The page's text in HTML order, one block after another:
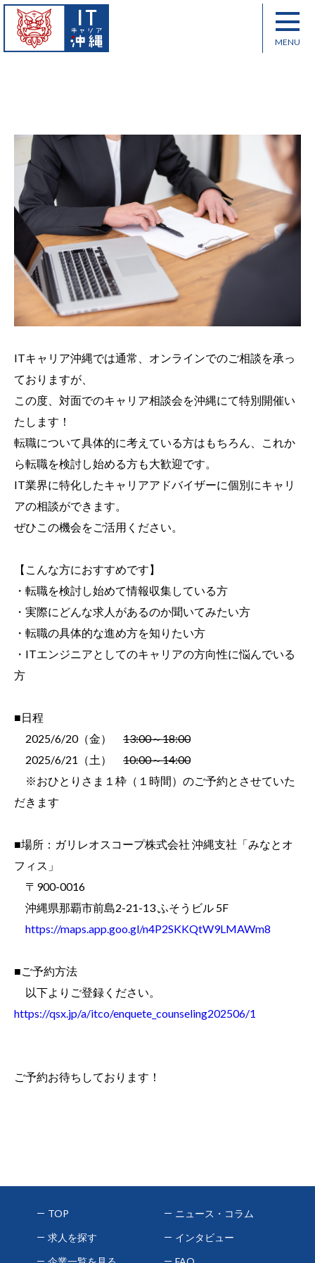
ITキャリア沖縄では通常、オンラインでのご相談を承っ
ておりますが、
この度、対面でのキャリア相談会を沖縄にて特別開催い
たします！
転職について具体的に考えている方はもちろん、これか
ら転職を検討し始める方も大歓迎です。
IT業界に特化したキャリアアドバイザーに個別にキャリ
アの相談ができます。
ぜひこの機会をご活用ください。
【こんな方におすすめです】
・転職を検討し始めて情報収集している方
・実際にどんな求人があるのか聞いてみたい方
・転職の具体的な進め方を知りたい方
・ITエンジニアとしてのキャリアの方向性に悩んでいる
方
■日程
2025/6/20（金） 13:00～18:00
2025/6/21（土） 10:00～14:00
※おひとりさま１枠（１時間）のご予約とさせていた
だきます
■場所：ガリレオスコープ株式会社 沖縄支社「みなとオ
フィス」
〒900-0016
沖縄県那覇市前島2-21-13 ふそうビル 5F
https://maps.app.goo.gl/n4P2SKKQtW9LMAWm8
■ご予約方法
以下よりご登録ください。
https://qsx.jp/a/itco/enquete_counseling202506/1
ご予約お待ちしております！
TOP
求人を探す
ニュース・コラム
インタビュー